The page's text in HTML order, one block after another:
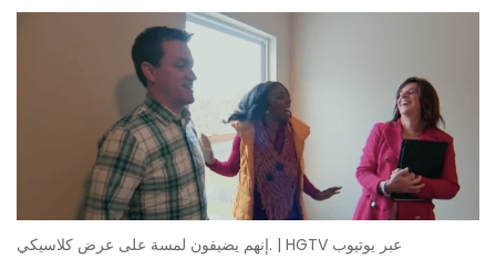
إنهم يضيفون لمسة على عرض كلاسيكي. | HGTV عبر يوتيوب